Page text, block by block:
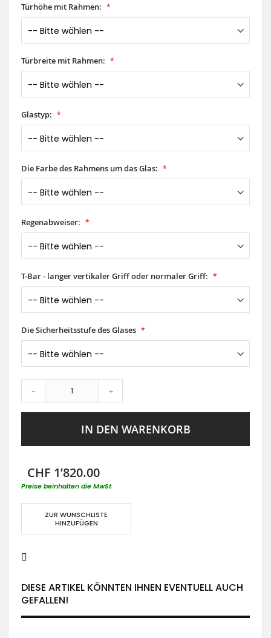
Türhöhe mit Rahmen:
Türbreite mit Rahmen:
Glastyp:
Die Farbe des Rahmens um das Glas:
Regenabweiser:
T-Bar - langer vertikaler Griff oder normaler Griff:
Die Sicherheitsstufe des Glases
- +
IN DEN WARENKORB
CHF 1’820.00
Preise beinhalten die MwSt
ZUR WUNSCHLISTE
HINZUFÜGEN
DIESE ARTIKEL KÖNNTEN IHNEN EVENTUELL AUCH
GEFALLEN!